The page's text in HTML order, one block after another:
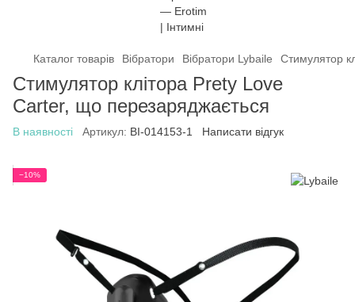
Каталог товарів Вібратори Вібратори Lybaile Стимулятор
Стимулятор клітора Prety Love
Carter, що перезаряджається
В наявності Артикул: BI-014153-1 Написати відгук
−10%